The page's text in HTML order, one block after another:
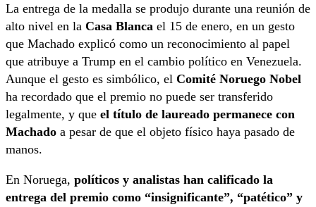
La entrega de la medalla se produjo durante una reunión de
alto nivel en la Casa Blanca el 15 de enero, en un gesto
que Machado explicó como un reconocimiento al papel
que atribuye a Trump en el cambio político en Venezuela.
Aunque el gesto es simbólico, el Comité Noruego Nobel
ha recordado que el premio no puede ser transferido
legalmente, y que el título de laureado permanece con
Machado a pesar de que el objeto físico haya pasado de
manos.
En Noruega, políticos y analistas han calificado la
entrega del premio como “insignificante”, “patético” y